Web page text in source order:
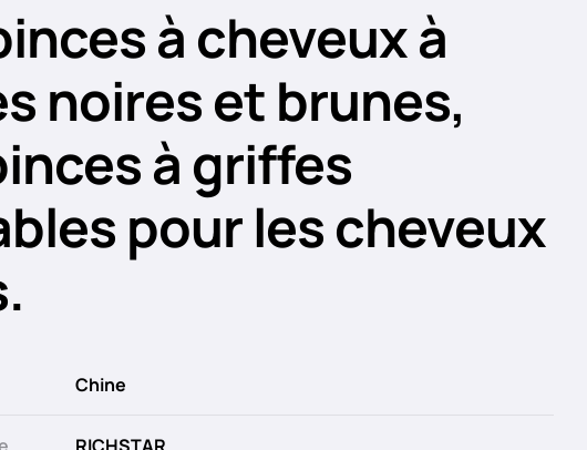
à cheveux à
noires et brunes,
à griffes
pour les cheveux
Chine